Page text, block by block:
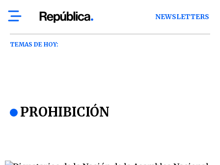
NEWSLETTERS
TEMAS DE HOY:
PROHIBICIÓN